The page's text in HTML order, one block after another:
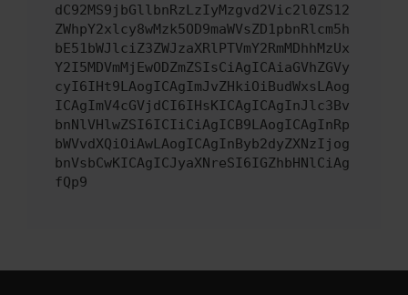
dC92MS9jbGllbnRzLzIyMzgvd2Vic2l0ZS12
ZWhpY2xlcy8wMzk5OD9maWVsZD1pbnRlcm5h
bE51bWJlciZ3ZWJzaXRlPTVmY2RmMDhhMzUx
Y2I5MDVmMjEwODZmZSIsCiAgICAiaGVhZGVy
cyI6IHt9LAogICAgImJvZHkiOiBudWxsLAog
ICAgImV4cGVjdCI6IHsKICAgICAgInJlc3Bv
bnNlVHlwZSI6ICIiCiAgICB9LAogICAgInRp
bWVvdXQiOiAwLAogICAgInByb2dyZXNzIjog
bnVsbCwKICAgICJyaXNreSI6IGZhbHNlCiAg
fQp9